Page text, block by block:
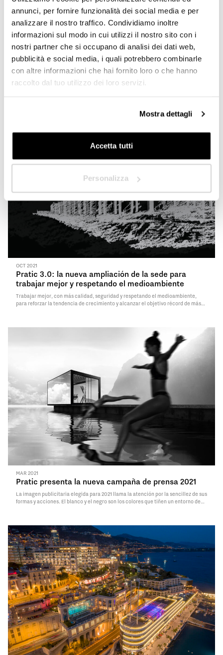
annunci, per fornire funzionalità dei social media e per
analizzare il nostro traffico. Condividiamo inoltre
informazioni sul modo in cui utilizzi il nostro sito con i
nostri partner che si occupano di analisi dei dati web,
pubblicità e social media, i quali potrebbero combinarle
con altre informazioni che hai fornito loro o che hanno
raccolto dal tuo utilizzo dei loro servizi.
Mostra dettagli
Accetta tutti
Personalizza
DEC 2021
Connect gana el premio ADA 2021 y la Mención a la
Sostenibilidad
OCT 2021
Pratic 3.0: la nueva ampliación de la sede para
trabajar mejor y respetando el medioambiente
Trabajar mejor, con más calidad, seguridad y respetando el medioambiente,
para reforzar la tendencia de crecimiento y alcanzar el objetivo récord de más
que permitirá…Read More
MAR 2021
Pratic presenta la nueva campaña de prensa 2021
La imagen publicitaria elegida para 2021 llama la atención por la sencillez de sus
formas y acciones. El blanco y el negro son los colores que tiñen un entorno de
Proyectista/Arquitecto
Privado
Distribuidor